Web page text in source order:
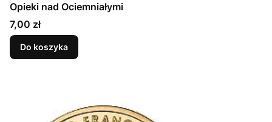
Opieki nad Ociemniałymi
Cena
7,00 zł
Do koszyka